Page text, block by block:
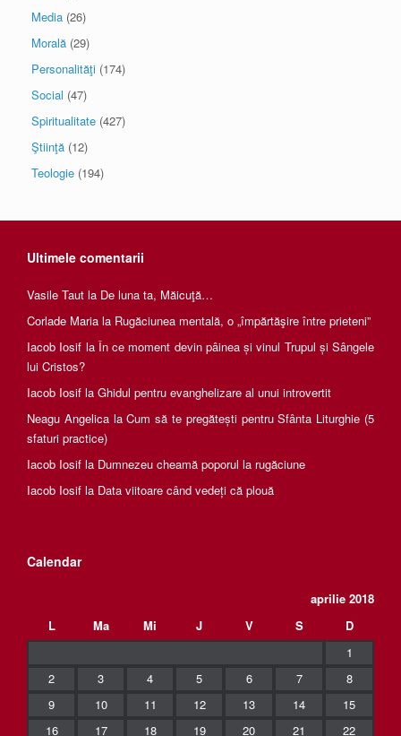
Media (26)
Morală (29)
Personalităţi (174)
Social (47)
Spiritualitate (427)
Ştiinţă (12)
Teologie (194)
Ultimele comentarii
Vasile Taut la De luna ta, Măicuţă…
Corlade Maria la Rugăciunea mentală, o „împărtăşire între prieteni”
Iacob Iosif la În ce moment devin pâinea și vinul Trupul și Sângele
lui Cristos?
Iacob Iosif la Ghidul pentru evanghelizare al unui introvertit
Neagu AngelicalaCum să te pregătești pentru Sfânta Liturghie (5
sfaturi practice)
Iacob Iosif la Dumnezeu cheamă poporul la rugăciune
Iacob Iosif la Data viitoare când vedeți că plouă
Calendar
aprilie 2018
L
Ma Mi J V S
D
1
2
3 4 5 6 7
8
9
10 11 12 13 14
15
16
17 18 19 20 21 22